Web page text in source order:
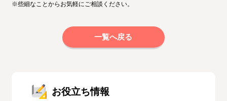
※些細なことからお気軽にご相談ください。
一覧へ戻る
お役立ち情報